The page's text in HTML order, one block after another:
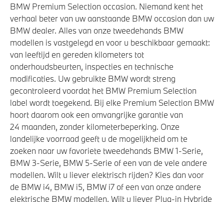
BMW Premium Selection occasion. Niemand kent het
verhaal beter van uw aanstaande BMW occasion dan uw
BMW dealer. Alles van onze tweedehands BMW
modellen is vastgelegd en voor u beschikbaar gemaakt:
van leeftijd en gereden kilometers tot
onderhoudsbeurten, inspecties en technische
modificaties. Uw gebruikte BMW wordt streng
gecontroleerd voordat het BMW Premium Selection
label wordt toegekend. Bij elke Premium Selection BMW
hoort daarom ook een omvangrijke garantie van
24 maanden, zonder kilometerbeperking. Onze
landelijke voorraad geeft u de mogelijkheid om te
zoeken naar uw favoriete tweedehands BMW 1-Serie,
BMW 3-Serie, BMW 5-Serie of een van de vele andere
modellen. Wilt u liever elektrisch rijden? Kies dan voor
de BMW i4, BMW i5, BMW i7 of een van onze andere
elektrische BMW modellen. Wilt u liever Plug-in Hybride